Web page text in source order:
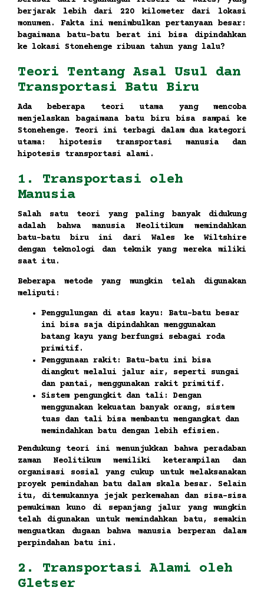
berjarak lebih dari 220 kilometer dari lokasi
monumen. Fakta ini menimbulkan pertanyaan besar:
bagaimana batu-batu berat ini bisa dipindahkan
ke lokasi Stonehenge ribuan tahun yang lalu?
Teori Tentang Asal Usul dan
Transportasi Batu Biru
Ada beberapa teori utama yang mencoba
menjelaskan bagaimana batu biru bisa sampai ke
Stonehenge. Teori ini terbagi dalam dua kategori
utama: hipotesis transportasi manusia dan
hipotesis transportasi alami.
1. Transportasi oleh
Manusia
Salah satu teori yang paling banyak didukung
adalah bahwa manusia Neolitikum memindahkan
batu-batu biru ini dari Wales ke Wiltshire
dengan teknologi dan teknik yang mereka miliki
saat itu.
Beberapa metode yang mungkin telah digunakan
meliputi:
Penggulungan di atas kayu:
Batu-batu besar
ini bisa saja dipindahkan menggunakan
batang kayu yang berfungsi sebagai roda
primitif.
Penggunaan rakit:
Batu-batu ini bisa
diangkut melalui jalur air, seperti sungai
dan pantai, menggunakan rakit primitif.
Sistem pengungkit dan tali:
Dengan
menggunakan kekuatan banyak orang, sistem
tuas dan tali bisa membantu mengangkat dan
memindahkan batu dengan lebih efisien.
Pendukung teori ini menunjukkan bahwa peradaban
zaman Neolitikum memiliki keterampilan dan
organisasi sosial yang cukup untuk melaksanakan
proyek pemindahan batu dalam skala besar. Selain
itu, ditemukannya jejak perkemahan dan sisa-sisa
pemukiman kuno di sepanjang jalur yang mungkin
telah digunakan untuk memindahkan batu, semakin
menguatkan dugaan bahwa manusia berperan dalam
perpindahan batu ini.
2. Transportasi Alami oleh
Gletser